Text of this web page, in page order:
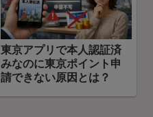
東京アプリで本人認証済
みなのに東京ポイント申
請できない原因とは？